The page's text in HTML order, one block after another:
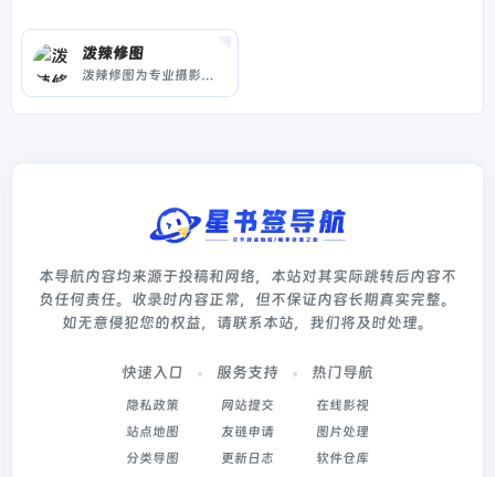
泼辣修图
泼辣修图为专业摄影师和摄影发烧友打造轻量,高效,顶级的修图软件,媲美PhotoShop和Lightroom,操作简便,目前在全球拥有专业用户一千万.
本导航内容均来源于投稿和网络，本站对其实际跳转后内容不
负任何责任。收录时内容正常，但不保证内容长期真实完整。
如无意侵犯您的权益，请联系本站，我们将及时处理。
快速入口
隐私政策
站点地图
分类导图
服务支持
网站提交
友链申请
更新日志
热门导航
在线影视
图片处理
软件仓库